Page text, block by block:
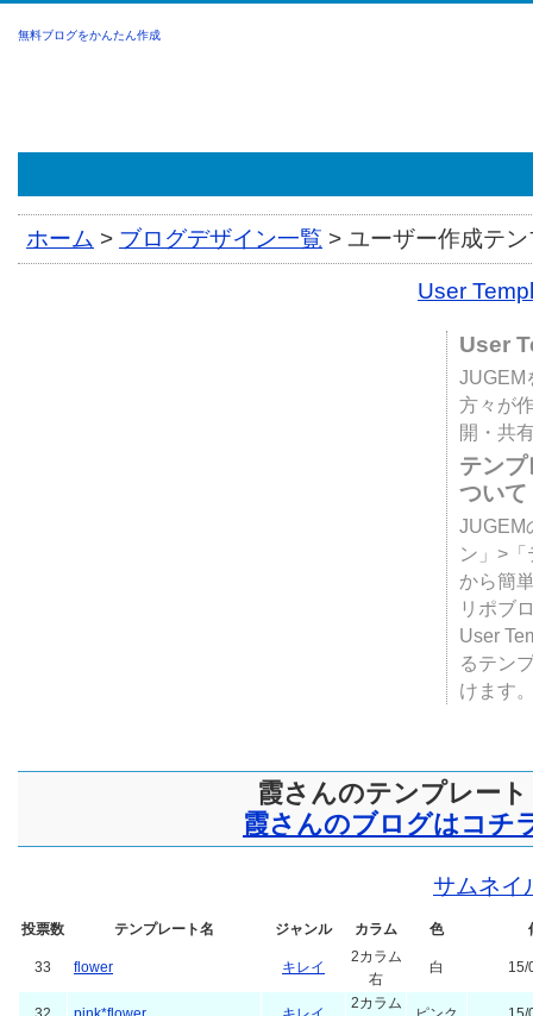
無料ブログをかんたん作成
ホーム > ブログデザイン一覧 > ユーザー作成テ
User
User
方々が
開・共
テンプ
ついて
ン」>「
から簡
リポブ
User
霞さんのブログはコチ
サムネイ
カラム